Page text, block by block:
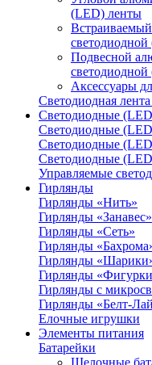
(LED) ленты
Подвесной
Аксессуары
Светодиодная
Светодиодные
Светодиодные
Светодиодные
Светодиодные
Управляемые
Гирлянды
Гирлянды «Нить»
Гирлянды «Занавес»
Гирлянды «Сеть»
Гирлянды
Гирлянды
Гирлянды
Гирлянды с
Гирлянды «Белт-
Елочные игрушки
Элементы питания
Батарейки
Щелочные